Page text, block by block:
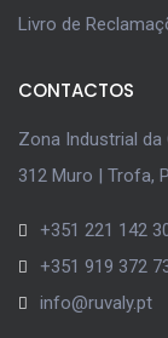
Livro de
CONTACTOS
Zona Industrial da
312 Muro | Trofa,
+351 221 142
+351 919 372
info@ruvaly.pt